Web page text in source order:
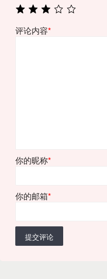
评论内容*
你的昵称*
你的邮箱*
提交评论